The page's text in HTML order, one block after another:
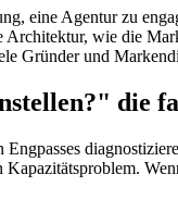
eine Agentur zu
wie die
Gründer und
die
Kapazitätsproblem.